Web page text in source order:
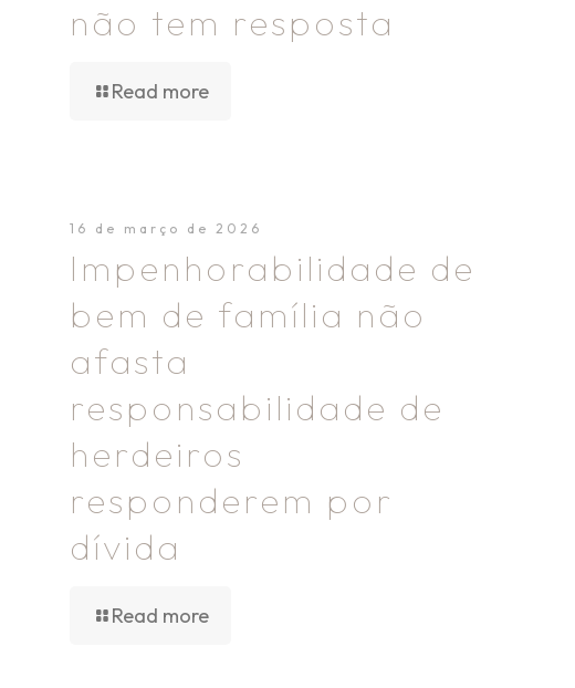
não tem resposta
Read more
16 de março de 2026
Impenhorabilidade de
bem de família não
afasta
responsabilidade de
herdeiros
responderem por
dívida
Read more